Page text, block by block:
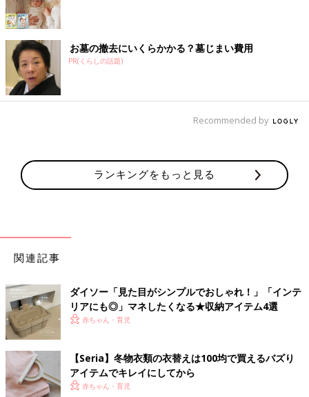
kimichan_さんはこちらのフェイクフラワーをインテリアとして
飾っているそう。虫が苦手なので、フェイクフラワーには助けら
お墓の撤去にいくらかかる？墓じまい費用
PR(くらしの話題)
Recommended by
ランキングをもっと見る
関連記事
ダイソー「見た目がシンプルでおしゃれ！」「インテ
リアにも◎」マネしたくなる★収納アイテム4選
赤ちゃん・育児
【Seria】冬物衣類の衣替えは100均で買えるバズり
アイテムでキレイにしてから
赤ちゃん・育児